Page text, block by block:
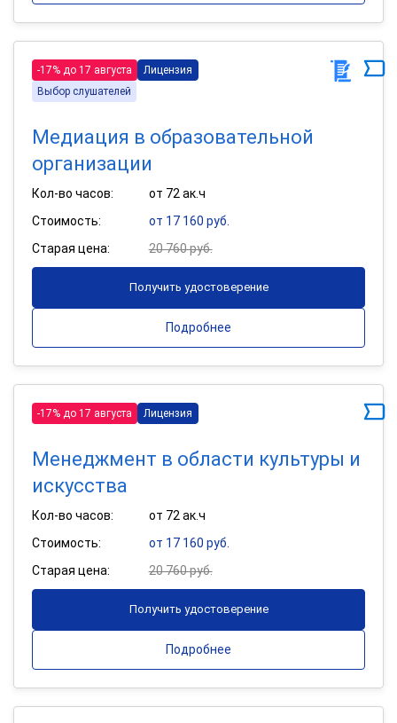
-17% до 17 августа
Лицензия
Выбор слушателей
Медиация в образовательной
организации
Кол-во часов:
от 72 ак.ч
Стоимость:
от 17 160 руб.
Старая цена:
20 760 руб.
Получить удостоверение
Подробнее
-17% до 17 августа Лицензия
Менеджмент в области культуры и
искусства
Кол-во часов:
от 72 ак.ч
Стоимость:
от 17 160 руб.
Старая цена:
20 760 руб.
Получить удостоверение
Подробнее